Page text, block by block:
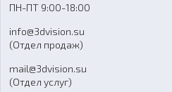
FAQ
ПН-ПТ 9:00-18:00
info@3dvision.su
(Отдел продаж)
mail@3dvision.su
(Отдел услуг)